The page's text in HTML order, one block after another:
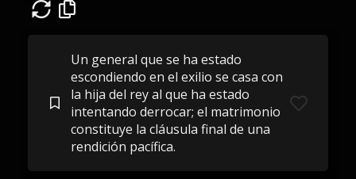
Un general que se ha estado
escondiendo en el exilio se casa con
la hija del rey al que ha estado
intentando derrocar; el matrimonio
constituye la cláusula final de una
rendición pacífica.